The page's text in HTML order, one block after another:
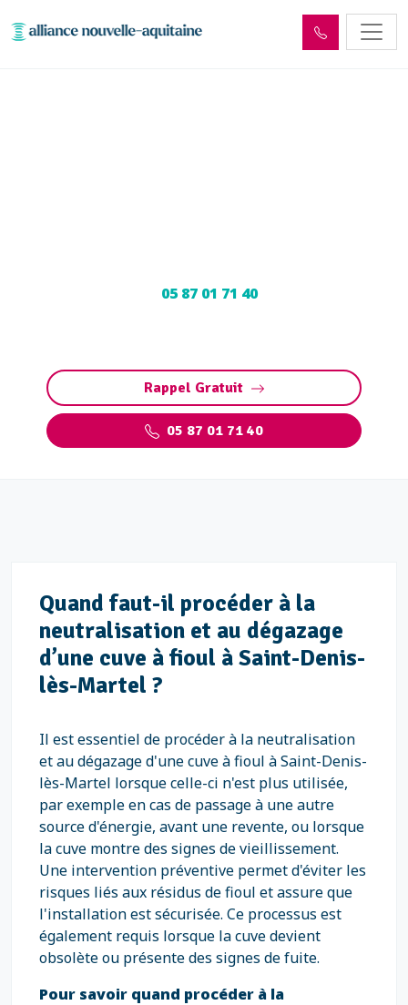
05 87 01 71 40
Rappel Gratuit
05 87 01 71 40
Quand faut-il procéder à la
neutralisation et au dégazage
d’une cuve à fioul à Saint-Denis-
lès-Martel ?
Il est essentiel de procéder à la neutralisation
et au dégazage d'une cuve à fioul à Saint-Denis-
lès-Martel lorsque celle-ci n'est plus utilisée,
par exemple en cas de passage à une autre
source d'énergie, avant une revente, ou lorsque
la cuve montre des signes de vieillissement.
Une intervention préventive permet d'éviter les
risques liés aux résidus de fioul et assure que
l'installation est sécurisée. Ce processus est
également requis lorsque la cuve devient
obsolète ou présente des signes de fuite.
Pour savoir quand procéder à la